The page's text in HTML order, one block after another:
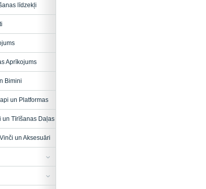
līdzekļi
Aprīkojums
Bimini
un Platformas
un Tīrīšanas Daļas
un Aksesuāri